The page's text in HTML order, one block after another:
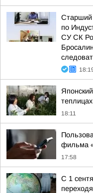
Старший
по
СУ СК
теплицах
18:11
фильма
17:58
С 1